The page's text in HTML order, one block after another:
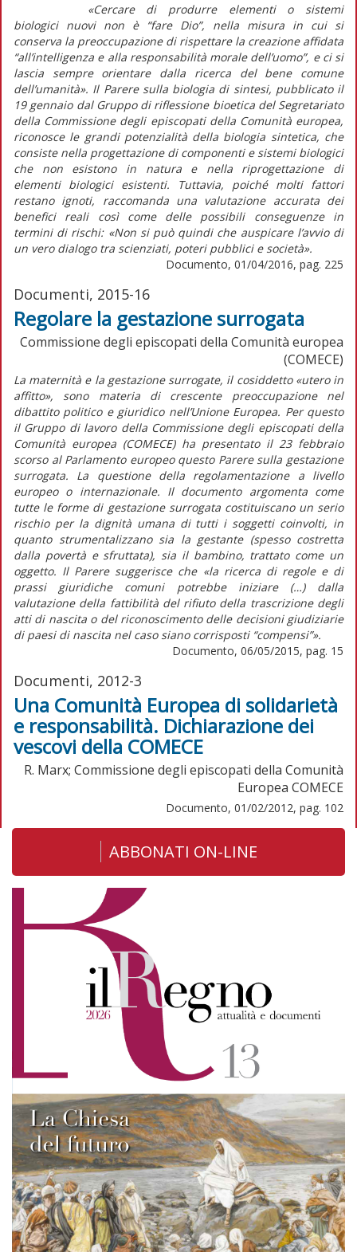
«Cercare di produrre elementi o sistemi
biologici nuovi non è “fare Dio”, nella misura in cui si
conserva la preoccupazione di rispettare la creazione affidata
“all’intelligenza e alla responsabilità morale dell’uomo”, e ci si
lascia sempre orientare dalla ricerca del bene comune
dell’umanità». Il Parere sulla biologia di sintesi, pubblicato il
19 gennaio dal Gruppo di riflessione bioetica del Segretariato
della Commissione degli episcopati della Comunità europea,
riconosce le grandi potenzialità della biologia sintetica, che
consiste nella progettazione di componenti e sistemi biologici
che non esistono in natura e nella riprogettazione di
elementi biologici esistenti. Tuttavia, poiché molti fattori
restano ignoti, raccomanda una valutazione accurata dei
benefici reali così come delle possibili conseguenze in
termini di rischi: «Non si può quindi che auspicare l’avvio di
un vero dialogo tra scienziati, poteri pubblici e società».
Documento, 01/04/2016, pag. 225
Documenti, 2015-16
Regolare la gestazione surrogata
Commissione degli episcopati della Comunità europea
(COMECE)
La maternità e la gestazione surrogate, il cosiddetto «utero in
affitto», sono materia di crescente preoccupazione nel
dibattito politico e giuridico nell’Unione Europea. Per questo
il Gruppo di lavoro della Commissione degli episcopati della
Comunità europea (COMECE) ha presentato il 23 febbraio
scorso al Parlamento europeo questo Parere sulla gestazione
surrogata. La questione della regolamentazione a livello
europeo o internazionale. Il documento argomenta come
tutte le forme di gestazione surrogata costituiscano un serio
rischio per la dignità umana di tutti i soggetti coinvolti, in
quanto strumentalizzano sia la gestante (spesso costretta
dalla povertà e sfruttata), sia il bambino, trattato come un
oggetto. Il Parere suggerisce che «la ricerca di regole e di
prassi giuridiche comuni potrebbe iniziare (…) dalla
valutazione della fattibilità del rifiuto della trascrizione degli
atti di nascita o del riconoscimento delle decisioni giudiziarie
di paesi di nascita nel caso siano corrisposti “compensi”».
Documento, 06/05/2015, pag. 15
Documenti, 2012-3
Una Comunità Europea di solidarietà
e responsabilità. Dichiarazione dei
vescovi della COMECE
R. Marx; Commissione degli episcopati della Comunità
Europea COMECE
Documento, 01/02/2012, pag. 102
ABBONATI ON-LINE